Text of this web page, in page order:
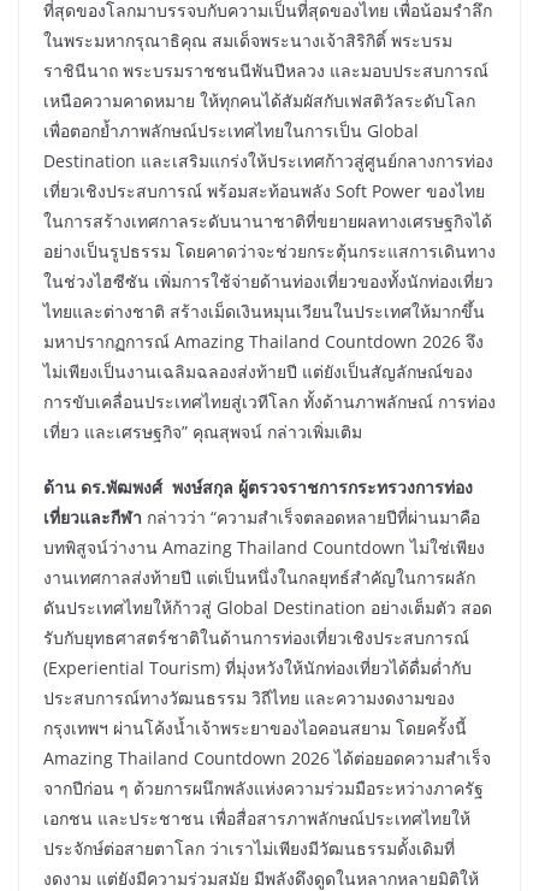
ที่สุดของโลกมาบรรจบกับความเป็นที่สุดของไทย เพื่อน้อมรำลึก
ในพระมหากรุณาธิคุณ สมเด็จพระนางเจ้าสิริกิติ์ พระบรม
ราชินีนาถ พระบรมราชชนนีพันปีหลวง และมอบประสบการณ์
เหนือความคาดหมาย ให้ทุกคนได้สัมผัสกับเฟสติวัลระดับโลก
เพื่อตอกย้ำภาพลักษณ์ประเทศไทยในการเป็น Global
Destination และเสริมแกร่งให้ประเทศก้าวสู่ศูนย์กลางการท่อง
เที่ยวเชิงประสบการณ์ พร้อมสะท้อนพลัง Soft Power ของไทย
ในการสร้างเทศกาลระดับนานาชาติที่ขยายผลทางเศรษฐกิจได้
อย่างเป็นรูปธรรม โดยคาดว่าจะช่วยกระตุ้นกระแสการเดินทาง
ในช่วงไฮซีซัน เพิ่มการใช้จ่ายด้านท่องเที่ยวของทั้งนักท่องเที่ยว
ไทยและต่างชาติ สร้างเม็ดเงินหมุนเวียนในประเทศให้มากขึ้น
มหาปรากฏการณ์ Amazing Thailand Countdown 2026 จึง
ไม่เพียงเป็นงานเฉลิมฉลองส่งท้ายปี แต่ยังเป็นสัญลักษณ์ของ
การขับเคลื่อนประเทศไทยสู่เวทีโลก ทั้งด้านภาพลักษณ์ การท่อง
เที่ยว และเศรษฐกิจ” คุณสุพจน์ กล่าวเพิ่มเติม
ด้าน ดร.พัฒพงศ์ พงษ์สกุล ผู้ตรวจราชการกระทรวงการท่อง
เที่ยวและกีฬา กล่าวว่า “ความสำเร็จตลอดหลายปีที่ผ่านมาคือ
บทพิสูจน์ว่างาน Amazing Thailand Countdown ไม่ใช่เพียง
งานเทศกาลส่งท้ายปี แต่เป็นหนึ่งในกลยุทธ์สำคัญในการผลัก
ดันประเทศไทยให้ก้าวสู่ Global Destination อย่างเต็มตัว สอด
รับกับยุทธศาสตร์ชาติในด้านการท่องเที่ยวเชิงประสบการณ์
(Experiential Tourism) ที่มุ่งหวังให้นักท่องเที่ยวได้ดื่มด่ำกับ
ประสบการณ์ทางวัฒนธรรม วิถีไทย และความงดงามของ
กรุงเทพฯ ผ่านโค้งน้ำเจ้าพระยาของไอคอนสยาม โดยครั้งนี้
Amazing Thailand Countdown 2026 ได้ต่อยอดความสำเร็จ
จากปีก่อน ๆ ด้วยการผนึกพลังแห่งความร่วมมือระหว่างภาครัฐ
เอกชน และประชาชน เพื่อสื่อสารภาพลักษณ์ประเทศไทยให้
ประจักษ์ต่อสายตาโลก ว่าเราไม่เพียงมีวัฒนธรรมดั้งเดิมที่
งดงาม แต่ยังมีความร่วมสมัย มีพลังดึงดูดในหลากหลายมิติให้